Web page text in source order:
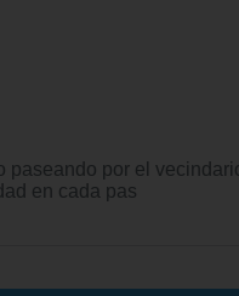
por el
en cada pas